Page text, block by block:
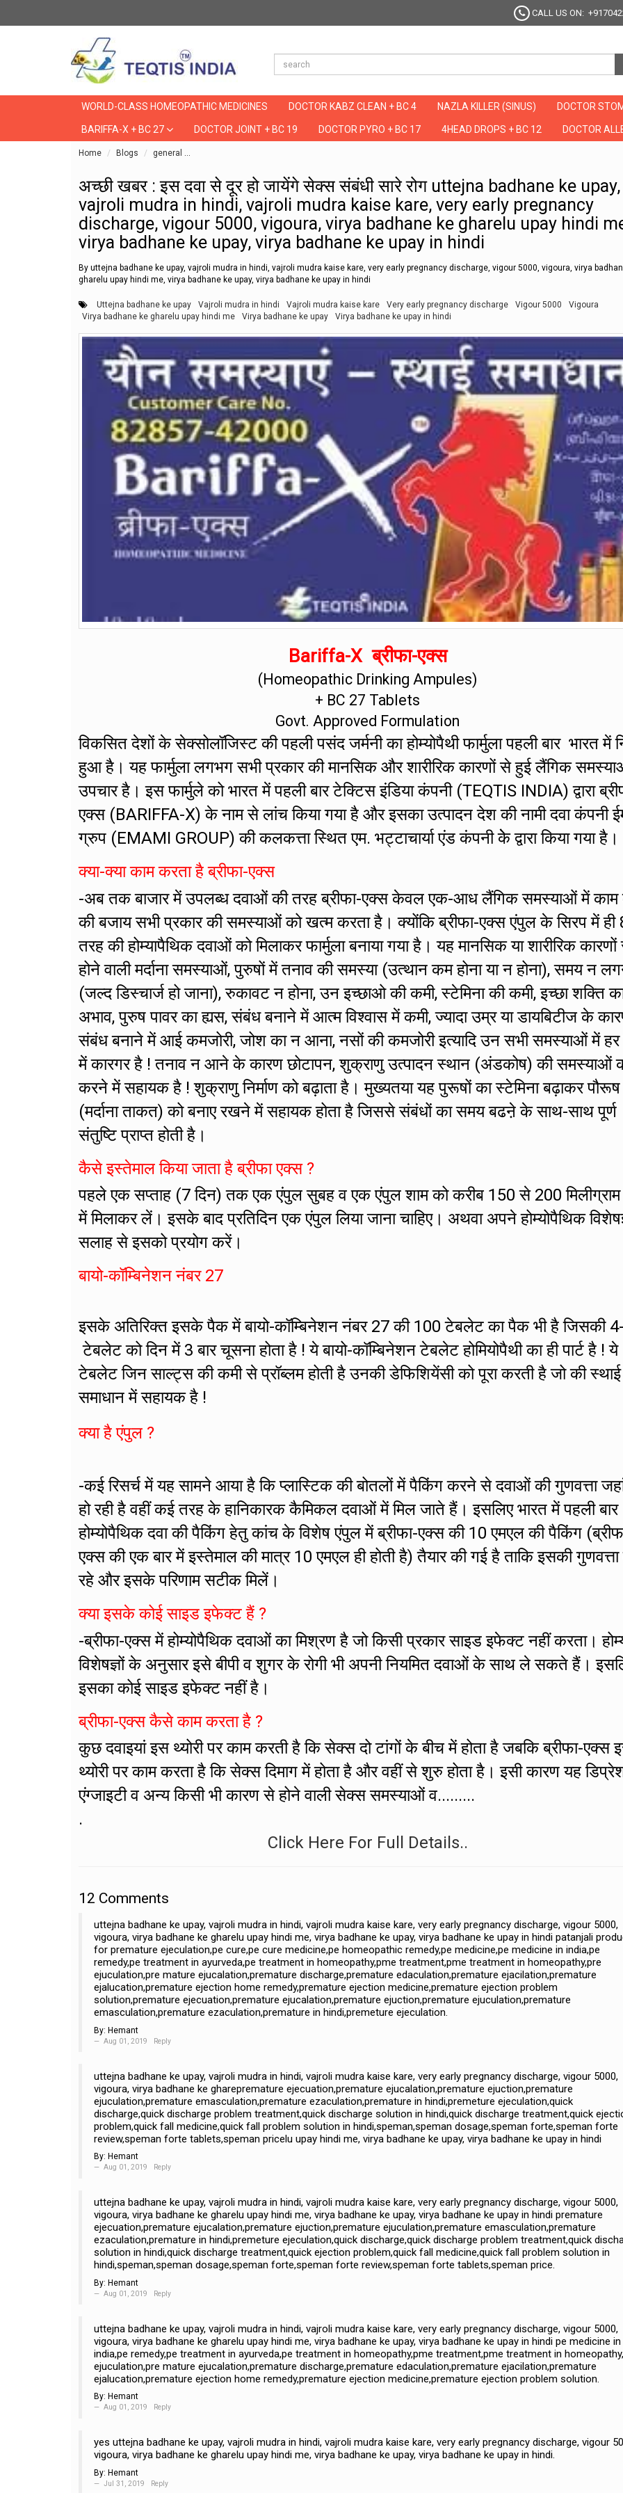
CALL US ON:
WORLD-CLASS HOMEOPATHIC MEDICINES DOCTOR KABZ CLEAN + BC 4 NAZLA KILLER (SINUS) DOCTOR
BARIFFA-X + BC 27 DOCTOR JOINT + BC 19 DOCTOR PYRO + BC 17 4HEAD DROPS + BC 12 DOCTOR
Home Blogs general
अच्छी खबर : इस दवा से दूर हो जायेंगे सेक्स संबंधी सारे रोग uttejna badhane ke upay,
vajroli mudra in hindi, vajroli mudra kaise kare, very early pregnancy
discharge, vigour 5000, vigoura, virya badhane ke gharelu upay hindi
virya badhane ke upay, virya badhane ke upay in hindi
By uttejna badhane ke upay, vajroli mudra in hindi, vajroli mudra kaise kare, very early pregnancy discharge, vigour 5000, vigoura, virya
gharelu upay hindi me, virya badhane ke upay, virya badhane ke upay in hindi
Uttejna badhane ke upay Vajroli mudra in hindi Vajroli mudra kaise kare Very early pregnancy discharge Vigour 5000
Vigoura
Virya badhane ke gharelu upay hindi me
Virya badhane ke upay Virya badhane ke upay in hindi
Bariffa-X ब्रीफा-एक्स
(Homeopathic Drinking Ampules)
+ BC 27 Tablets
Govt. Approved Formulation
विकसित देशों के सेक्सोलॉजिस्ट की पहली पसंद जर्मनी का होम्योपैथी फार्मुला पहली बार भारत में
हुआ है। यह फार्मुला लगभग सभी प्रकार की मानसिक और शारीरिक कारणों से हुई लैंगिक
उपचार है। इस फार्मुले को भारत में पहली बार टेक्टिस इंडिया कंपनी (TEQTIS INDIA) द्वारा
एक्स (BARIFFA-X) के नाम से लांच किया गया है और इसका उत्पादन देश की नामी दवा कंपनी
ग्रुप (EMAMI GROUP) की कलकत्ता स्थित एम. भट्टाचार्या एंड कंपनी केे द्वारा किया गया है।
क्या-क्या काम करता है ब्रीफा-एक्स
-अब तक बाजार में उपलब्ध दवाओं की तरह ब्रीफा-एक्स केवल एक-आध लैंगिक समस्याओं में
की बजाय सभी प्रकार की समस्याओं को खत्म करता है। क्योंकि ब्रीफा-एक्स एंपुल के सिरप में ही
तरह की होम्यापैथिक दवाओं को मिलाकर फार्मुला बनाया गया है। यह मानसिक या शारीरिक
होने वाली मर्दाना समस्याओं, पुरुषों में तनाव की समस्या (उत्थान कम होना या न होना), समय न
(जल्द डिस्चार्ज हो जाना), रुकावट न होना, उन इच्छाओ की कमी, स्टेमिना की कमी, इच्छा शक्ति
अभाव, पुरुष पावर का ह्यस, संबंध बनाने में आत्म विश्वास में कमी, ज्यादा उम्र या डायबिटीज के
संबंध बनाने में आई कमजोरी, जोश का न आना, नसों की कमजोरी इत्यादि उन सभी समस्याओं में
में कारगर है ! तनाव न आने के कारण छोटापन, शुक्राणु उत्पादन स्थान (अंडकोष) की समस्याओं
करने में सहायक है ! शुक्राणु निर्माण को बढ़ाता है। मुख्यतया यह पुरूषों का स्टेमिना बढ़ाकर पौरूष
(मर्दाना ताकत) को बनाए रखने में सहायक होता है जिससे संबंधों का समय बढऩे के साथ-साथ पूर्ण
संतुष्टि प्राप्त होती है।
कैसे इस्तेमाल किया जाता है ब्रीफा एक्स ?
पहले एक सप्ताह (7 दिन) तक एक एंपुल सुबह व एक एंपुल शाम को करीब 150 से 200 मिलीग्राम
में मिलाकर लें। इसके बाद प्रतिदिन एक एंपुल लिया जाना चाहिए। अथवा अपने होम्योपैथिक
सलाह से इसको प्रयोग करें।
बायो-कॉम्बिनेशन नंबर 27
इसके अतिरिक्त इसके पैक में बायो-कॉम्बिनेशन नंबर 27 की 100 टेबलेट का पैक भी है जिसकी
टेबलेट को दिन में 3 बार चूसना होता है ! ये बायो-कॉम्बिनेशन टेबलेट होमियोपैथी का ही पार्ट है ! ये
टेबलेट जिन साल्ट्स की कमी से प्रॉब्लम होती है उनकी डेफिशियेंसी को पूरा करती है जो की स्थाई
समाधान में सहायक है !
क्या है एंपुल ?
-कई रिसर्च में यह सामने आया है कि प्लास्टिक की बोतलों में पैकिंग करने से दवाओं की गुणवत्ता
हो रही है वहीं कई तरह के हानिकारक कैमिकल दवाओं में मिल जाते हैं। इसलिए भारत में पहली बार
होम्योपैथिक दवा की पैकिंग हेतु कांच के विशेष एंपुल में ब्रीफा-एक्स की 10 एमएल की पैकिंग
एक्स की एक बार में इस्तेमाल की मात्र 10 एमएल ही होती है) तैयार की गई है ताकि इसकी गुणवत्ता
रहे और इसके परिणाम सटीक मिलें।
क्या इसके कोई साइड इफेक्ट हैं ?
-ब्रीफा-एक्स में होम्योपैथिक दवाओं का मिश्रण है जो किसी प्रकार साइड इफेक्ट नहीं करता।
विशेषज्ञों के अनुसार इसे बीपी व शुगर के रोगी भी अपनी नियमित दवाओं के साथ ले सकते हैं।
इसका कोई साइड इफेक्ट नहीं है।
ब्रीफा-एक्स कैसे काम करता है ?
कुछ दवाइयां इस थ्योरी पर काम करती है कि सेक्स दो टांगों के बीच में होता है जबकि ब्रीफा-एक्स
थ्योरी पर काम करता है कि सेक्स दिमाग में होता है और वहीं से शुरु होता है। इसी कारण यह
एंग्जाइटी व अन्य किसी भी कारण से होने वाली सेक्स समस्याओं व.........
.
Click Here For Full Details..
12 Comments
uttejna badhane ke upay, vajroli mudra in hindi, vajroli mudra kaise kare, very early pregnancy discharge, vigour 5000,
vigoura, virya badhane ke gharelu upay hindi me, virya badhane ke upay, virya badhane ke upay in hindi patanjali
for premature ejeculation,pe cure,pe cure medicine,pe homeopathic remedy,pe medicine,pe medicine in india,pe
remedy,pe treatment in ayurveda,pe treatment in homeopathy,pme treatment,pme treatment in homeopathy,pre
ejuculation,pre mature ejucalation,premature discharge,premature edaculation,premature ejacilation,premature
ejalucation,premature ejection home remedy,premature ejection medicine,premature ejection problem
solution,premature ejecuation,premature ejucalation,premature ejuction,premature ejuculation,premature
emasculation,premature ezaculation,premature in hindi,premeture ejeculation.
By: Hemant
Aug 01, 2019 Reply
uttejna badhane ke upay, vajroli mudra in hindi, vajroli mudra kaise kare, very early pregnancy discharge, vigour 5000,
vigoura, virya badhane ke gharepremature ejecuation,premature ejucalation,premature ejuction,premature
ejuculation,premature emasculation,premature ezaculation,premature in hindi,premeture ejeculation,quick
discharge,quick discharge problem treatment,quick discharge solution in hindi,quick discharge treatment,quick
problem,quick fall medicine,quick fall problem solution in hindi,speman,speman dosage,speman forte,speman forte
review,speman forte tablets,speman pricelu upay hindi me, virya badhane ke upay, virya badhane ke upay in hindi
By: Hemant
Aug 01, 2019 Reply
uttejna badhane ke upay, vajroli mudra in hindi, vajroli mudra kaise kare, very early pregnancy discharge, vigour 5000,
vigoura, virya badhane ke gharelu upay hindi me, virya badhane ke upay, virya badhane ke upay in hindi premature
ejecuation,premature ejucalation,premature ejuction,premature ejuculation,premature emasculation,premature
ezaculation,premature in hindi,premeture ejeculation,quick discharge,quick discharge problem treatment,quick
solution in hindi,quick discharge treatment,quick ejection problem,quick fall medicine,quick fall problem solution in
hindi,speman,speman dosage,speman forte,speman forte review,speman forte tablets,speman price.
By: Hemant
Aug 01, 2019 Reply
uttejna badhane ke upay, vajroli mudra in hindi, vajroli mudra kaise kare, very early pregnancy discharge, vigour 5000,
vigoura, virya badhane ke gharelu upay hindi me, virya badhane ke upay, virya badhane ke upay in hindi pe medicine in
india,pe remedy,pe treatment in ayurveda,pe treatment in homeopathy,pme treatment,pme treatment in
ejuculation,pre mature ejucalation,premature discharge,premature edaculation,premature ejacilation,premature
ejalucation,premature ejection home remedy,premature ejection medicine,premature ejection problem solution.
By: Hemant
Aug 01, 2019 Reply
yes uttejna badhane ke upay, vajroli mudra in hindi, vajroli mudra kaise kare, very early pregnancy discharge, vigour
vigoura, virya badhane ke gharelu upay hindi me, virya badhane ke upay, virya badhane ke upay in hindi.
By: Hemant
Jul 31, 2019 Reply